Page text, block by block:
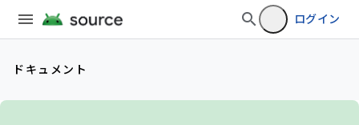
ログイン
ドキュメント